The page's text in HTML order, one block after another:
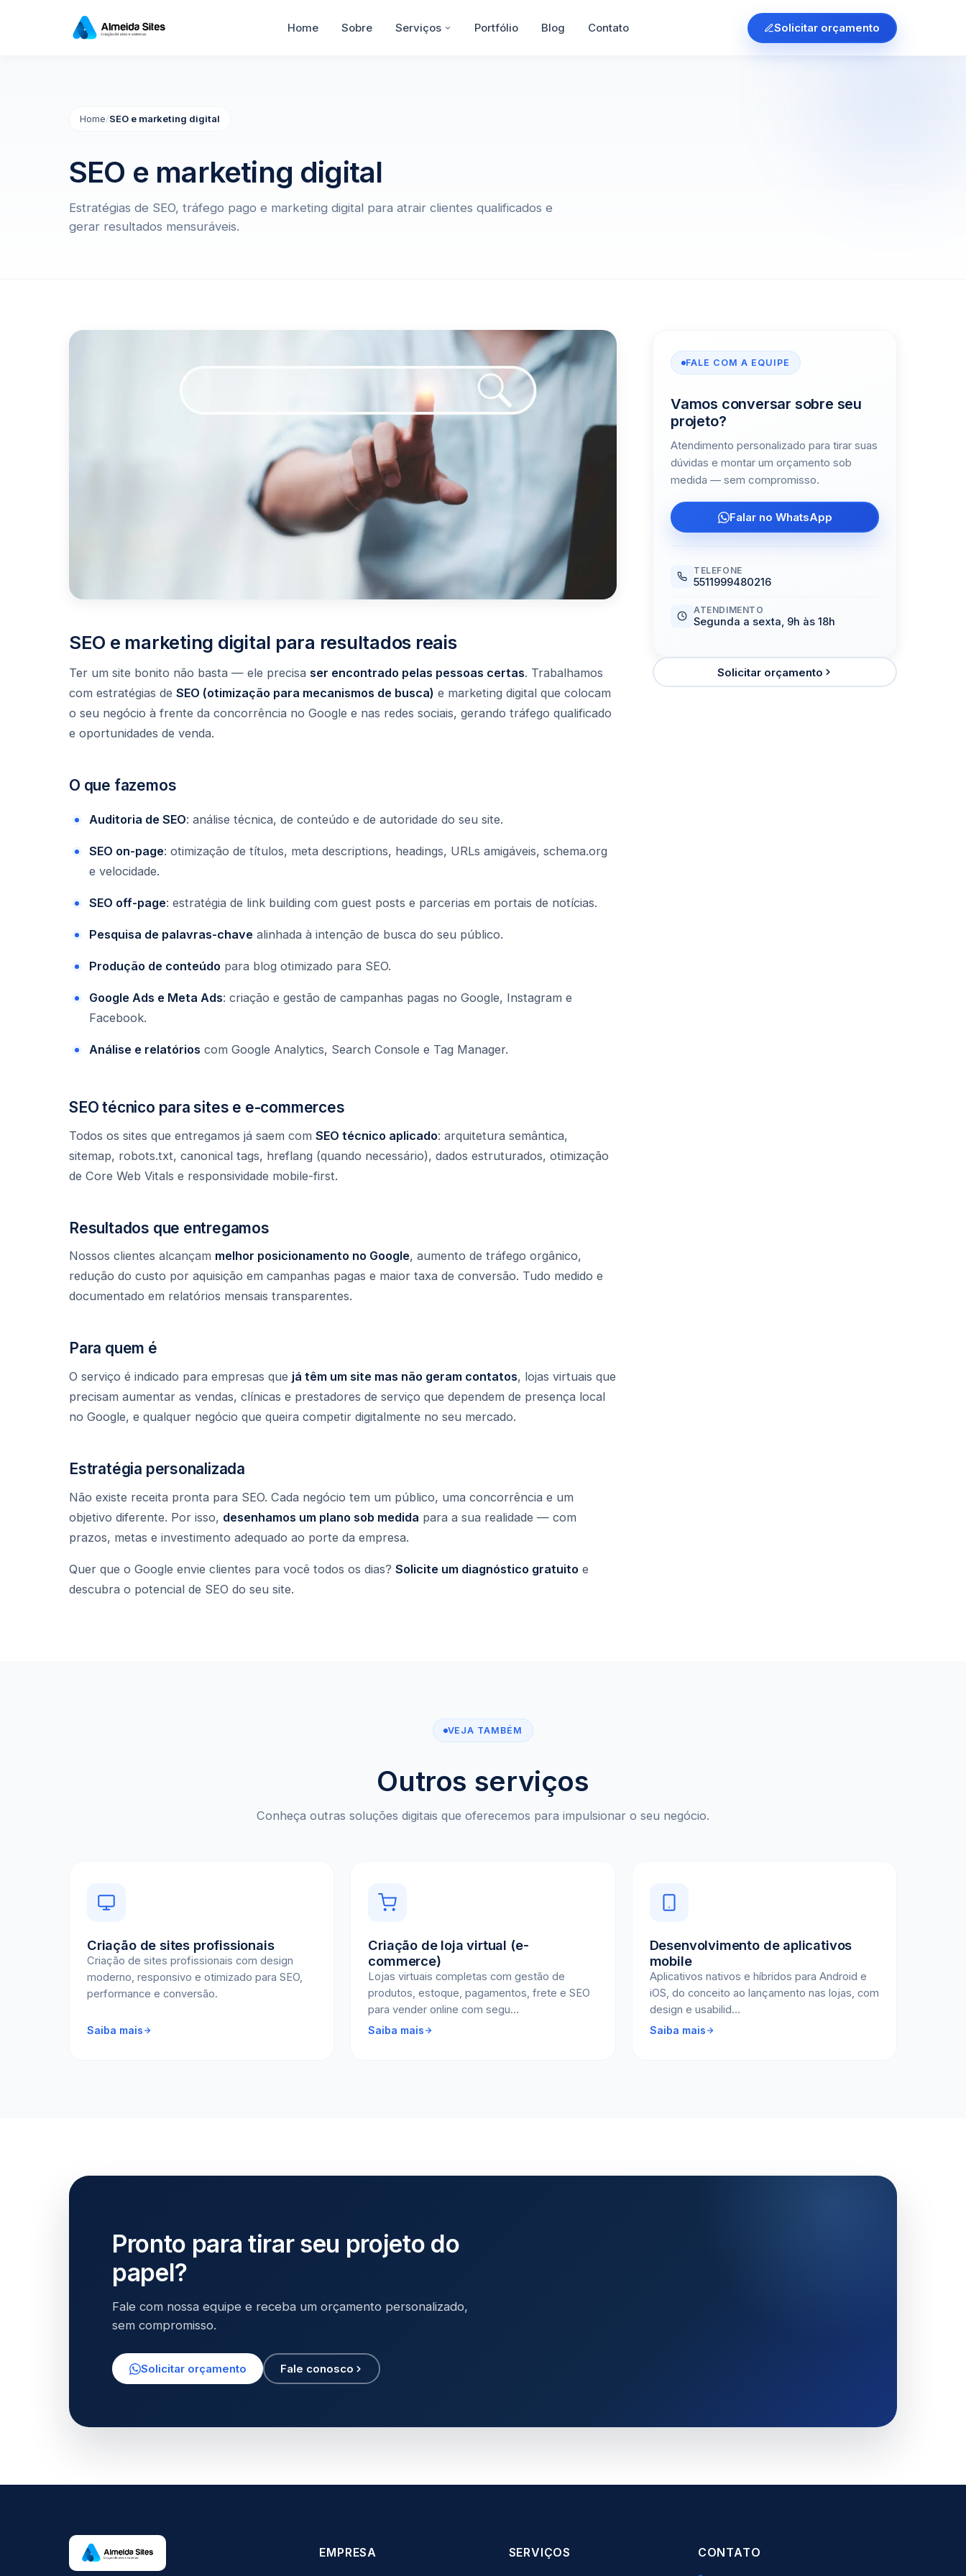
Home Sobre Serviços Portfólio Blog Contato Solicitar orçamento
Home/SEO e marketing digital
SEO e marketing digital
Estratégias de SEO, tráfego pago e marketing digital para atrair clientes qualificados e
gerar resultados mensuráveis.
SEO e marketing digital para resultados reais
Ter um site bonito não basta — ele precisa ser encontrado pelas pessoas certas. Trabalhamos
com estratégias de SEO (otimização para mecanismos de busca) e marketing digital que colocam
o seu negócio à frente da concorrência no Google e nas redes sociais, gerando tráfego qualificado
e oportunidades de venda.
O que fazemos
Auditoria de SEO: análise técnica, de conteúdo e de autoridade do seu site.
SEO on-page: otimização de títulos, meta descriptions, headings, URLs amigáveis, schema.org
e velocidade.
SEO off-page: estratégia de link building com guest posts e parcerias em portais de notícias.
Pesquisa de palavras-chave alinhada à intenção de busca do seu público.
Produção de conteúdo para blog otimizado para SEO.
Google Ads e Meta Ads: criação e gestão de campanhas pagas no Google, Instagram e
Facebook.
Análise e relatórios com Google Analytics, Search Console e Tag Manager.
SEO técnico para sites e e-commerces
Todos os sites que entregamos já saem com SEO técnico aplicado: arquitetura semântica,
sitemap, robots.txt, canonical tags, hreflang (quando necessário), dados estruturados, otimização
de Core Web Vitals e responsividade mobile-first.
Resultados que entregamos
Nossos clientes alcançam melhor posicionamento no Google, aumento de tráfego orgânico,
redução do custo por aquisição em campanhas pagas e maior taxa de conversão. Tudo medido e
documentado em relatórios mensais transparentes.
Para quem é
O serviço é indicado para empresas que já têm um site mas não geram contatos, lojas virtuais que
precisam aumentar as vendas, clínicas e prestadores de serviço que dependem de presença local
no Google, e qualquer negócio que queira competir digitalmente no seu mercado.
Estratégia personalizada
Não existe receita pronta para SEO. Cada negócio tem um público, uma concorrência e um
objetivo diferente. Por isso, desenhamos um plano sob medida para a sua realidade — com
prazos, metas e investimento adequado ao porte da empresa.
Quer que o Google envie clientes para você todos os dias? Solicite um diagnóstico gratuito e
descubra o potencial de SEO do seu site.
FALE COM A EQUIPE
Vamos conversar sobre seu
projeto?
Atendimento personalizado para tirar suas
dúvidas e montar um orçamento sob
medida — sem compromisso.
Falar no WhatsApp
TELEFONE
5511999480216
ATENDIMENTO
Segunda a sexta, 9h às 18h
Solicitar orçamento
VEJA TAMBÉM
Outros serviços
Conheça outras soluções digitais que oferecemos para impulsionar o seu negócio.
Criação de sites profissionais
Criação de sites profissionais com design
moderno, responsivo e otimizado para SEO,
performance e conversão.
Saiba mais
Criação de loja virtual (e-
commerce)
Lojas virtuais completas com gestão de
produtos, estoque, pagamentos, frete e SEO
para vender online com segu…
Saiba mais
Desenvolvimento de aplicativos
mobile
Aplicativos nativos e híbridos para Android e
iOS, do conceito ao lançamento nas lojas, com
design e usabilid…
Saiba mais
Pronto para tirar seu projeto do
papel?
Fale com nossa equipe e receba um orçamento personalizado,
sem compromisso.
Solicitar orçamento Fale conosco
EMPRESA SERVIÇOS CONTATO